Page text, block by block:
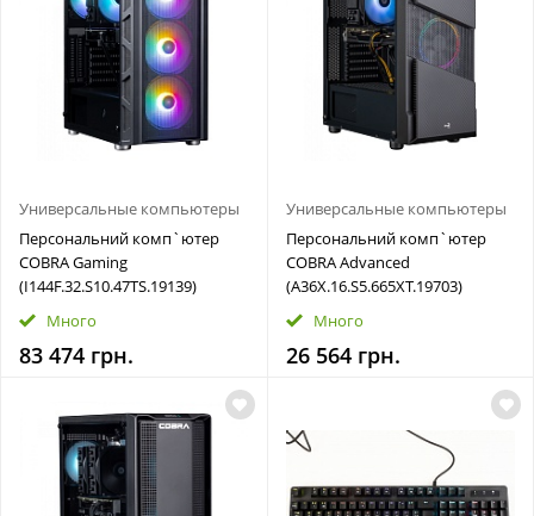
Универсальные компьютеры
Персональний комп`ютер
COBRA Gaming
(I144F.32.S10.47TS.19139)
Много
83 474 грн.
Универсальные компьютеры
Персональний комп`ютер
COBRA Advanced
(A36X.16.S5.665XT.19703)
Много
26 564 грн.